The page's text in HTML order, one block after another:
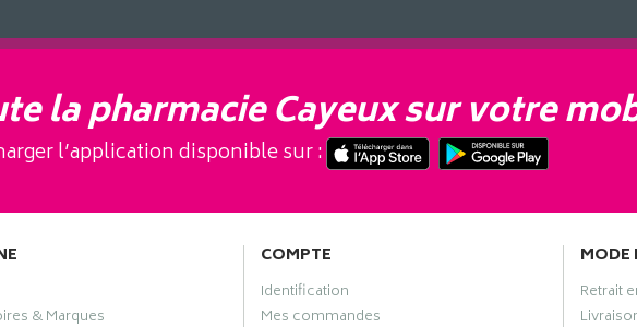
la pharmacie Cayeux sur votre
l’application disponible sur :
& Marques
COMPTE
Identification
Mes commandes
MODE
Retrait